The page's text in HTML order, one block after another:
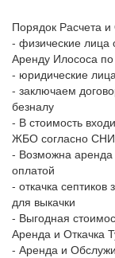
Порядок Расчета
- физические лица
Аренду Илососа по
- юридические
- заключаем
безналу
- В стоимость
ЖБО согласно
- Возможна аренда
оплатой
- откачка
для выкачки
- Выгодная
Аренда и Откачка
- Аренда и